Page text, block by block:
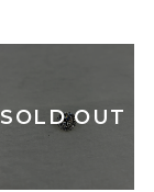
SOLD OUT